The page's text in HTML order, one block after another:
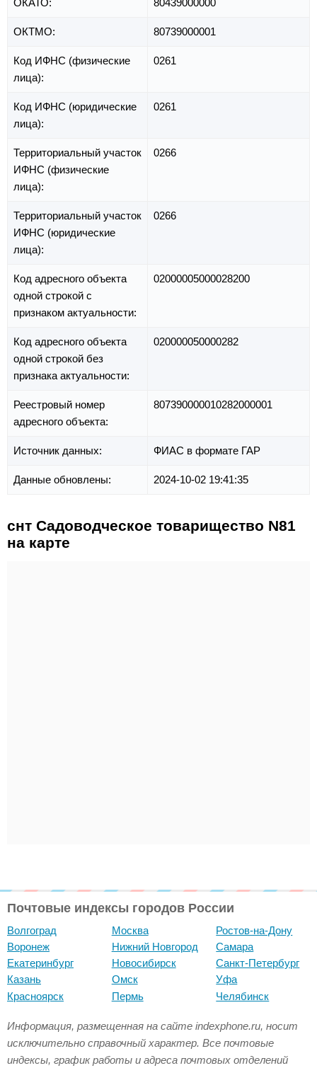
ОКАТО: 80439000000
ОКТМО: 80739000001
Код ИФНС (физические
лица):
0261
Код ИФНС (юридические
лица):
0261
Территориальный участок
ИФНС (физические
лица):
0266
Территориальный участок
ИФНС (юридические
лица):
0266
Код адресного объекта
одной строкой с
признаком актуальности:
02000005000028200
Код адресного объекта
одной строкой без
признака актуальности:
020000050000282
Реестровый номер
адресного объекта:
807390000010282000001
Источник данных: ФИАС в формате ГАР
Данные обновлены: 2024-10-02 19:41:35
снт Садоводческое товарищество N81
на карте
Почтовые индексы городов России
Волгоград
Воронеж
Екатеринбург
Казань
Красноярск
Москва
Нижний Новгород
Новосибирск
Омск
Пермь
Ростов-на-Дону
Самара
Санкт-Петербург
Уфа
Челябинск
Информация, размещенная на сайте indexphone.ru, носит
исключительно справочный характер. Все почтовые
индексы, график работы и адреса почтовых отделений